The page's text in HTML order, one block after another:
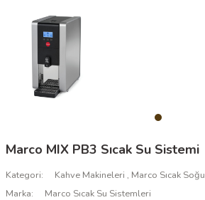
Marco MIX PB3 Sıcak Su Sistemi
Kategori Kahve Makineleri , Marco Sıcak
Marka
Marco Sıcak Su Sistemleri